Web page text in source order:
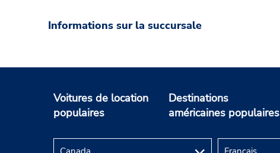
Informations sur la succursale
Voitures de location
populaires
Destinations
américaines populaires